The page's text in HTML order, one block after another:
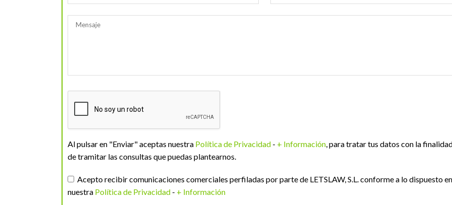
Al pulsar en "Enviar" aceptas nuestra Política de Privacidad - + Información, para tratar tus datos con la
de tramitar las consultas que puedas plantearnos.
Acepto recibir comunicaciones comerciales perfiladas por parte de LETSLAW, S.L. conforme a lo dispuesto en
nuestra Política de Privacidad - + Información